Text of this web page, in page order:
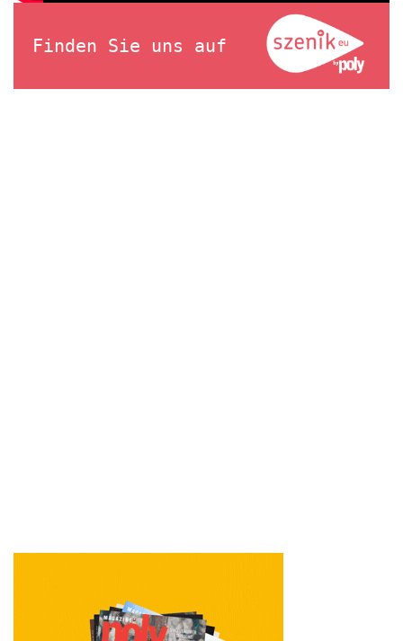
Finden Sie uns auf